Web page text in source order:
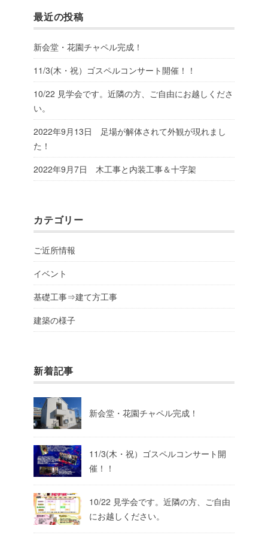
最近の投稿
新会堂・花園チャペル完成！
11/3(木・祝）ゴスペルコンサート開催！！
10/22 見学会です。近隣の方、ご自由にお越しくださ
い。
2022年9月13日 足場が解体されて外観が現れまし
た！
2022年9月7日 木工事と内装工事＆十字架
カテゴリー
ご近所情報
イベント
基礎工事⇒建て方工事
建築の様子
新着記事
新会堂・花園チャペル完成！
11/3(木・祝）ゴスペルコンサート開
催！！
10/22 見学会です。近隣の方、ご自由
にお越しください。